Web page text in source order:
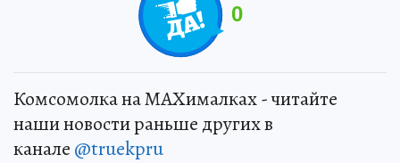
0
Комсомолка на MAXималках - читайте
наши новости раньше других в
канале @truekpru